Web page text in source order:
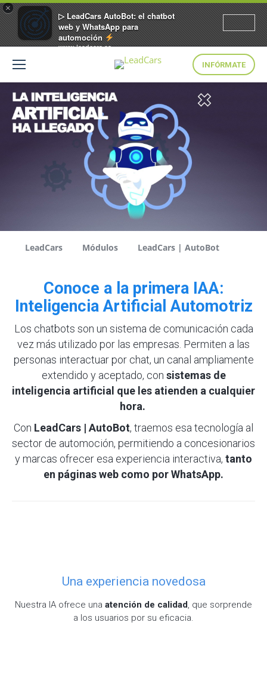
×
▷ LeadCars AutoBot: el chatbot
web y WhatsApp para
automoción
www.leadcars.es
INFÓRMATE
LeadCars Módulos LeadCars | AutoBot
Conoce a la primera IAA:
Inteligencia Artificial Automotriz
Los chatbots son un sistema de comunicación cada
vez más utilizado por las empresas. Permiten a las
personas interactuar por chat, un canal ampliamente
extendido y aceptado, con sistemas de
inteligencia artificial que les atienden a cualquier
hora.
Con LeadCars | AutoBot, traemos esa tecnología al
sector de automoción, permitiendo a concesionarios
y marcas ofrecer esa experiencia interactiva, tanto
en páginas web como por WhatsApp.
Una experiencia novedosa
Nuestra IA ofrece una atención de calidad, que sorprende
a los usuarios por su eficacia.